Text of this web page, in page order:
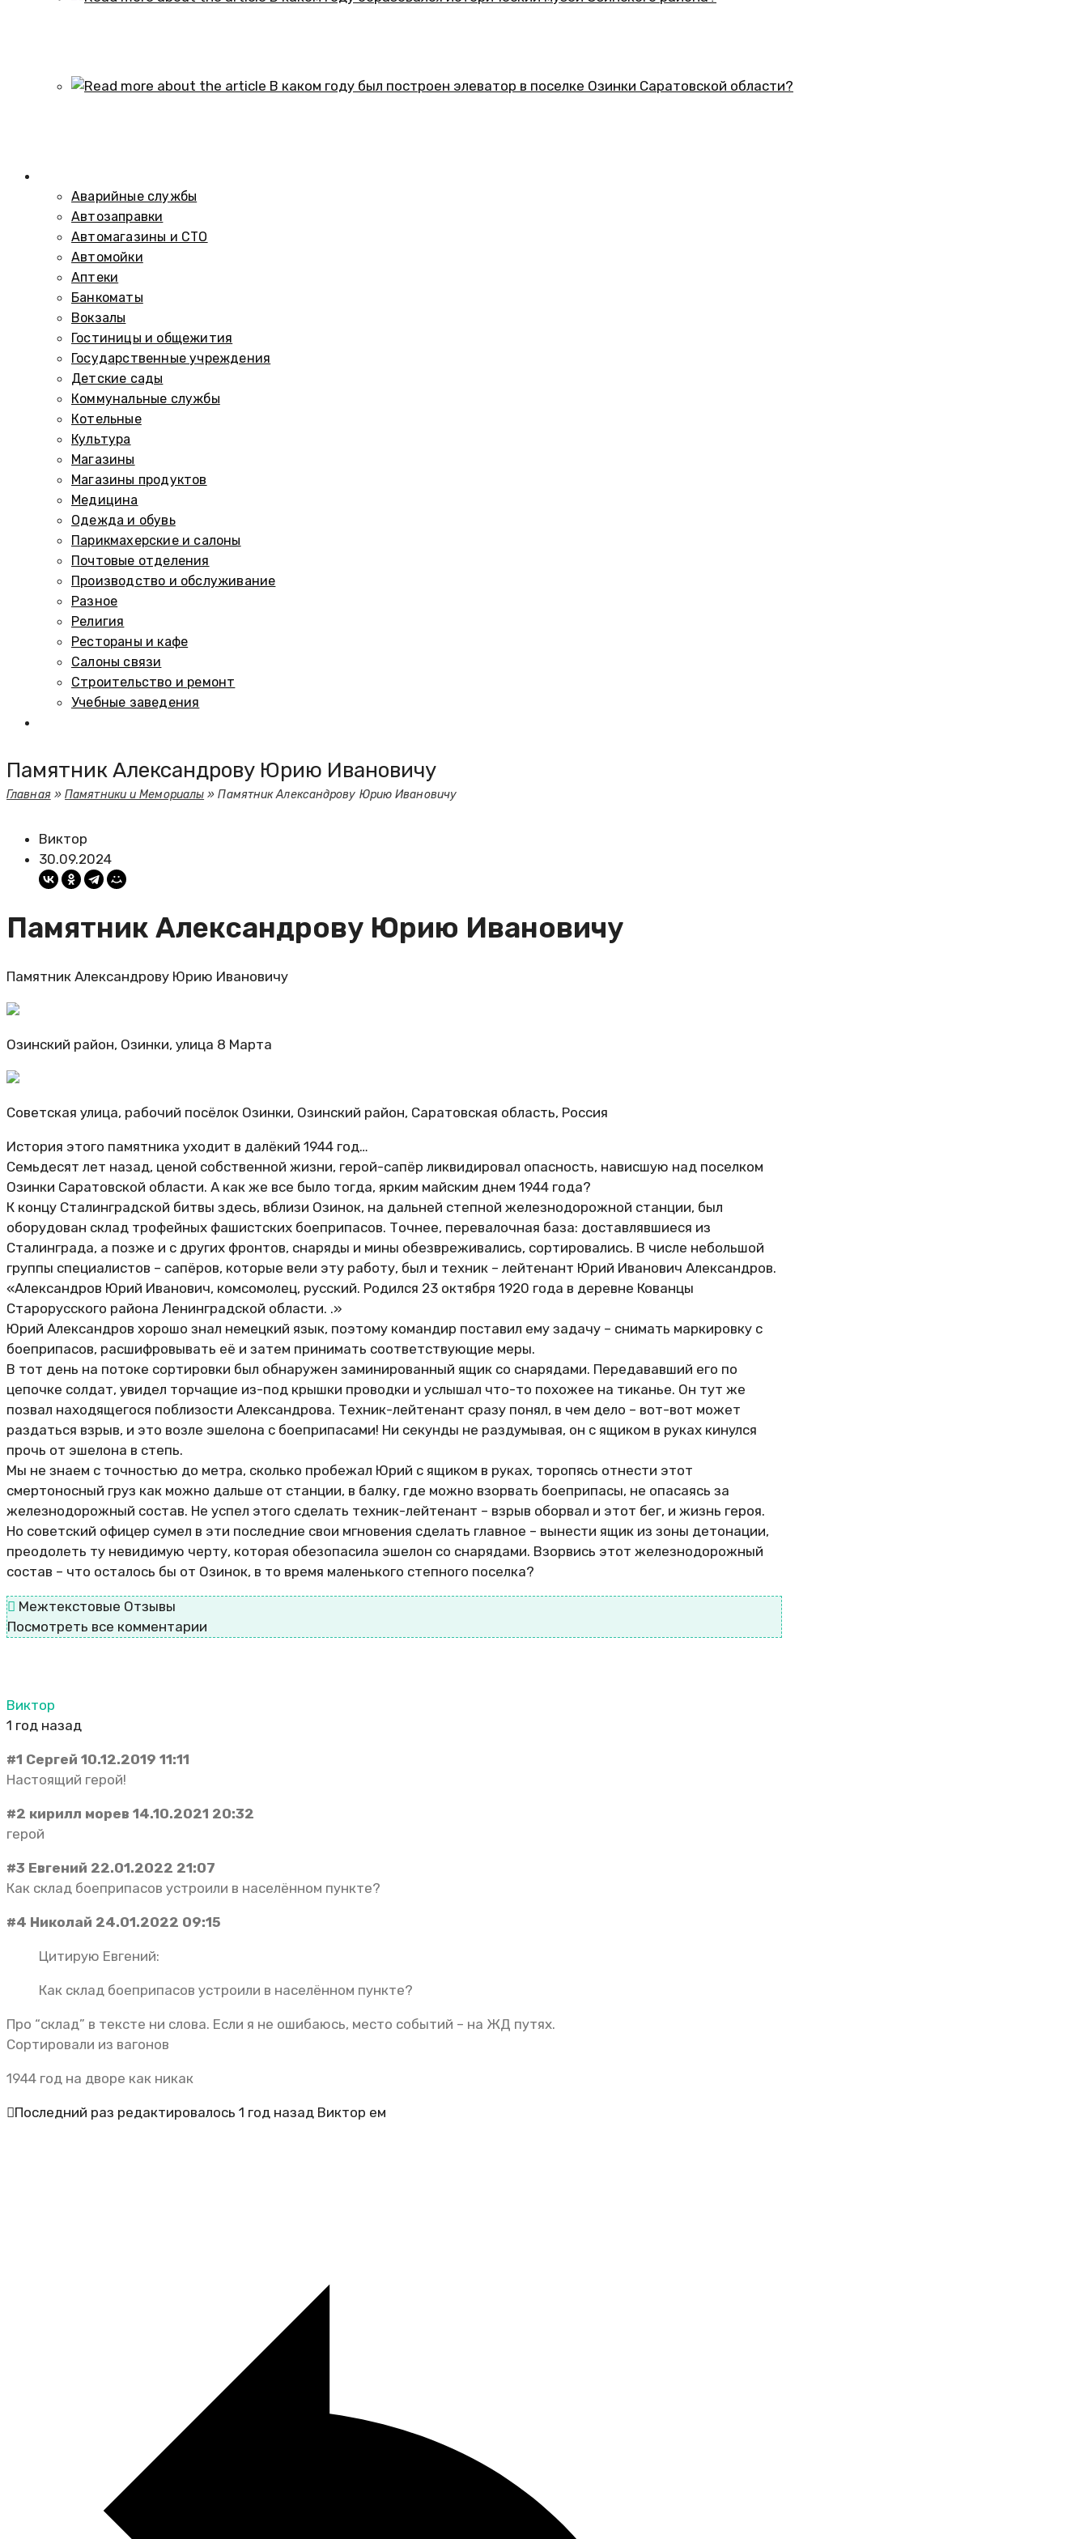
Аварийные службы
Автозаправки
Автомагазины и СТО
Автомойки
Аптеки
Банкоматы
Вокзалы
Гостиницы и общежития
Государственные учреждения
Детские сады
Коммунальные службы
Котельные
Культура
Магазины
Магазины продуктов
Медицина
Одежда и обувь
Парикмахерские и салоны
Почтовые отделения
Производство и обслуживание
Разное
Религия
Рестораны и кафе
Салоны связи
Строительство и ремонт
Учебные заведения
Памятник Александрову Юрию Ивановичу
Главная»Памятники и Мемориалы »Памятник Александрову Юрию Ивановичу
Виктор
30.09.2024
Памятник Александрову Юрию Ивановичу
Памятник Александрову Юрию Ивановичу
Озинский район, Озинки, улица 8 Марта
Советская улица, рабочий посёлок Озинки, Озинский район, Саратовская область, Россия
История этого памятника уходит в далёкий 1944 год…
Семьдесят лет назад, ценой собственной жизни, герой-сапёр ликвидировал опасность, нависшую над поселком
Озинки Саратовской области. А как же все было тогда, ярким майским днем 1944 года?
К концу Сталинградской битвы здесь, вблизи Озинок, на дальней степной железнодорожной станции, был
оборудован склад трофейных фашистских боеприпасов. Точнее, перевалочная база: доставлявшиеся из
Сталинграда, а позже и с других фронтов, снаряды и мины обезвреживались, сортировались. В числе небольшой
группы специалистов – сапёров, которые вели эту работу, был и техник – лейтенант Юрий Иванович Александров.
«Александров Юрий Иванович, комсомолец, русский. Родился 23 октября 1920 года в деревне Кованцы
Старорусского района Ленинградской области. .»
Юрий Александров хорошо знал немецкий язык, поэтому командир поставил ему задачу – снимать маркировку с
боеприпасов, расшифровывать её и затем принимать соответствующие меры.
В тот день на потоке сортировки был обнаружен заминированный ящик со снарядами. Передававший его по
цепочке солдат, увидел торчащие из-под крышки проводки и услышал что-то похожее на тиканье. Он тут же
позвал находящегося поблизости Александрова. Техник-лейтенант сразу понял, в чем дело – вот-вот может
раздаться взрыв, и это возле эшелона с боеприпасами! Ни секунды не раздумывая, он с ящиком в руках кинулся
прочь от эшелона в степь.
Мы не знаем с точностью до метра, сколько пробежал Юрий с ящиком в руках, торопясь отнести этот
смертоносный груз как можно дальше от станции, в балку, где можно взорвать боеприпасы, не опасаясь за
железнодорожный состав. Не успел этого сделать техник-лейтенант – взрыв оборвал и этот бег, и жизнь героя.
Но советский офицер сумел в эти последние свои мгновения сделать главное – вынести ящик из зоны детонации,
преодолеть ту невидимую черту, которая обезопасила эшелон со снарядами. Взорвись этот железнодорожный
состав – что осталось бы от Озинок, в то время маленького степного поселка?
Межтекстовые Отзывы
Посмотреть все комментарии
Виктор
1 год назад
#1 Сергей 10.12.2019 11:11
Настоящий герой!
#2 кирилл морев 14.10.2021 20:32
герой
#3 Евгений 22.01.2022 21:07
Как склад боеприпасов устроили в населённом пункте?
#4 Николай 24.01.2022 09:15
Цитирую Евгений:
Как склад боеприпасов устроили в населённом пункте?
Про “склад” в тексте ни слова. Если я не ошибаюсь, место событий – на ЖД путях.
Сортировали из вагонов
1944 год на дворе как никак
Последний раз редактировалось 1 год назад Виктор ем